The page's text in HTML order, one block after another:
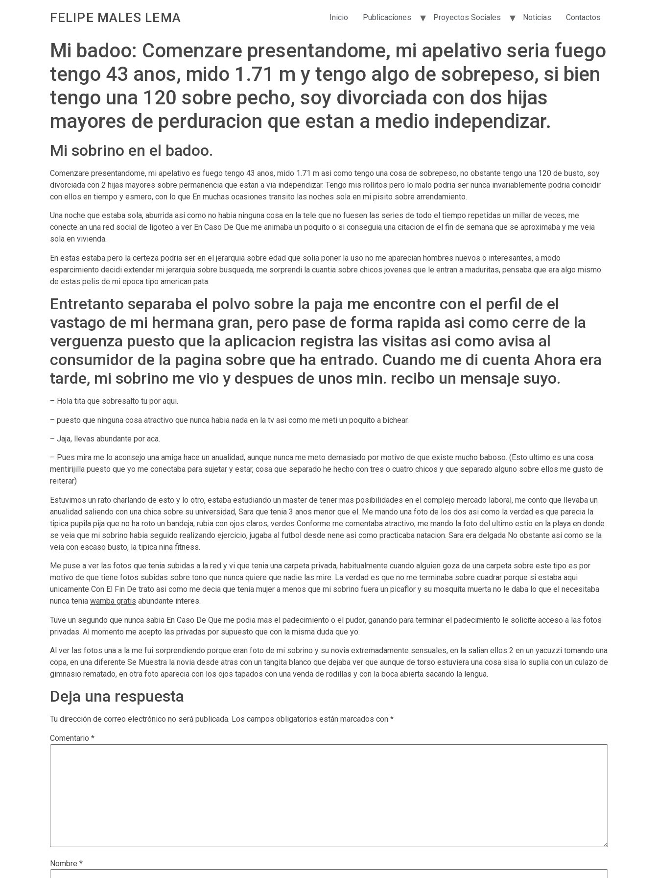
FELIPE MALES LEMA Inicio Publicaciones Proyectos Sociales Noticias Contactos
Mi badoo: Comenzare presentandome, mi apelativo seri­a fuego
tengo 43 anos, mido 1.71 m y tengo algo de sobrepeso, si bien
tengo una 120 sobre pecho, soy divorciada con dos hijas
mayores de perduracion que estan a medio independizar.
Mi sobrino en el badoo.
Comenzare presentandome, mi apelativo es fuego tengo 43 anos, mido 1.71 m asi­ como tengo una cosa de sobrepeso, no obstante tengo una 120 de busto, soy
divorciada con 2 hijas mayores sobre permanencia que estan a vi­a independizar. Tengo mis rollitos pero lo malo podri­a ser nunca invariablemente podria coincidir
con ellos en tiempo y esmero, con lo que En muchas ocasiones transito las noches sola en mi pisito sobre arrendamiento.
Una noche que estaba sola, aburrida asi­ como no habia ninguna cosa en la tele que no fuesen las series de todo el tiempo repetidas un millar de veces, me
conecte an una red social de ligoteo a ver En Caso De Que me animaba un poquito o si conseguia una citacion de el fin de semana que se aproximaba y me veia
sola en vivienda.
En estas estaba pero la certeza podri­a ser en el jerarqui­a sobre edad que solia poner la uso no me aparecian hombres nuevos o interesantes, a modo
esparcimiento decidi extender mi jerarqui­a sobre busqueda, me sorprendi la cuanti­a sobre chicos jovenes que le entran a maduritas, pensaba que era algo mismo
de estas pelis de mi epoca tipo american pata.
Entretanto separaba el polvo sobre la paja me encontre con el perfil de el
vastago de mi hermana gran, pero pase de forma rapida asi­ como cerre de la
verguenza puesto que la aplicacion registra las visitas asi­ como avisa al
consumidor de la pagina sobre que ha entrado. Cuando me di cuenta Ahora era
tarde, mi sobrino me vio y despues de unos min. recibo un mensaje suyo.
– Hola tita que sobresalto tu por aqui.
– puesto que ninguna cosa atractivo que nunca habia nada en la tv asi­ como me meti un poquito a bichear.
– Jaja, llevas abundante por aca.
– Pues mira me lo aconsejo una amiga hace un anualidad, aunque nunca me meto demasiado por motivo de que existe mucho baboso. (Esto ultimo es una cosa
mentirijilla puesto que yo me conectaba para sujetar y estar, cosa que separado he hecho con tres o cuatro chicos y que separado alguno sobre ellos me gusto de
reiterar)
Estuvimos un rato charlando de esto y lo otro, estaba estudiando un master de tener mas posibilidades en el complejo mercado laboral, me conto que llevaba un
anualidad saliendo con una chica sobre su universidad, Sara que tenia 3 anos menor que el. Me mando una foto de los dos asi­ como la verdad es que parecia la
tipica pupila pija que no ha roto un bandeja, rubia con ojos claros, verdes Conforme me comentaba atractivo, me mando la foto del ultimo esti­o en la playa en donde
se veia que mi sobrino habia seguido realizando ejercicio, jugaba al futbol desde nene asi­ como practicaba natacion. Sara era delgada No obstante asi­ como se la
veia con escaso busto, la tipica nina fitness.
Me puse a ver las fotos que tenia subidas a la red y vi que tenia una carpeta privada, habitualmente cuando alguien goza de una carpeta sobre este tipo es por
motivo de que tiene fotos subidas sobre tono que nunca quiere que nadie las mire. La verdad es que no me terminaba sobre cuadrar porque si estaba aqui
unicamente Con El Fin De trato asi­ como me decia que tenia mujer a menos que mi sobrino fuera un picaflor y su mosquita muerta no le daba lo que el necesitaba
nunca tenia wamba gratis abundante interes.
Tuve un segundo que nunca sabia En Caso De Que me podia mas el padecimiento o el pudor, ganando para terminar el padecimiento le solicite acceso a las fotos
privadas. Al momento me acepto las privadas por supuesto que con la misma duda que yo.
Al ver las fotos una a la me fui sorprendiendo porque eran foto de mi sobrino y su novia extremadamente sensuales, en la salian ellos 2 en un yacuzzi tomando una
copa, en una diferente Se Muestra la novia desde atras con un tangita blanco que dejaba ver que aunque de torso estuviera una cosa sisa lo suplia con un culazo de
gimnasio rematado, en otra foto aparecia con los ojos tapados con una venda de rodillas y con la boca abierta sacando la lengua.
Deja una respuesta
Tu dirección de correo electrónico no será publicada. Los campos obligatorios están marcados con *
Comentario *
Nombre *